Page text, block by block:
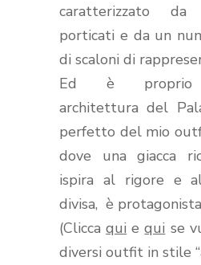
caratterizzato
porticati e da un
di scaloni di
Ed è proprio
architettura del
perfetto del mio
dove una giacca
ispira al rigore e
divisa, è
(Cliccaqui equi se
diversi outfit in stile